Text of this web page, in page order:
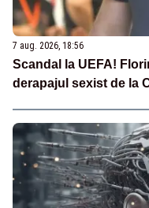
7 aug. 2026, 18:56
Scandal la UEFA!
derapajul sexist de la